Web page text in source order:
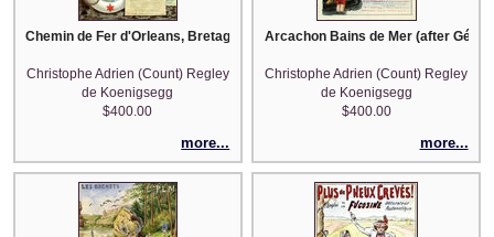
Chemin de Fer d'Orleans, Bretagne (after Hugo d'Alesi)
Christophe Adrien (Count) Regley
de Koenigsegg
$400.00
more...
Arcachon Bains de Mer (after
Christophe Adrien (Count) Regley
de Koenigsegg
$400.00
more...